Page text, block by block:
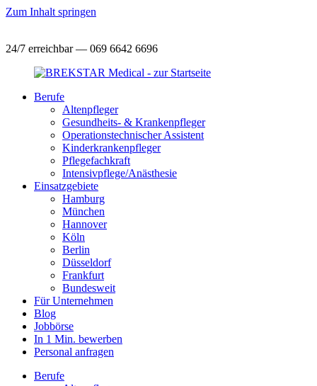
Zum Inhalt springen
24/7 erreichbar — 069 6642 6696
Berufe
Altenpfleger
Gesundheits- & Krankenpfleger
Operationstechnischer Assistent
Kinderkrankenpfleger
Pflegefachkraft
Intensivpflege/Anästhesie
Einsatzgebiete
Hamburg
München
Hannover
Köln
Berlin
Düsseldorf
Frankfurt
Bundesweit
Für Unternehmen
Blog
Jobbörse
In 1 Min. bewerben
Personal anfragen
Berufe